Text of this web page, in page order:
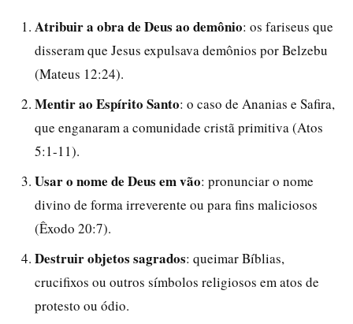
Atribuir a obra de Deus ao demônio: os fariseus que
disseram que Jesus expulsava demônios por Belzebu
(Mateus 12:24).
Mentir ao Espírito Santo: o caso de Ananias e Safira,
que enganaram a comunidade cristã primitiva (Atos
5:1-11).
Usar o nome de Deus em vão: pronunciar o nome
divino de forma irreverente ou para fins maliciosos
(Êxodo 20:7).
Destruir objetos sagrados: queimar Bíblias,
crucifixos ou outros símbolos religiosos em atos de
protesto ou ódio.